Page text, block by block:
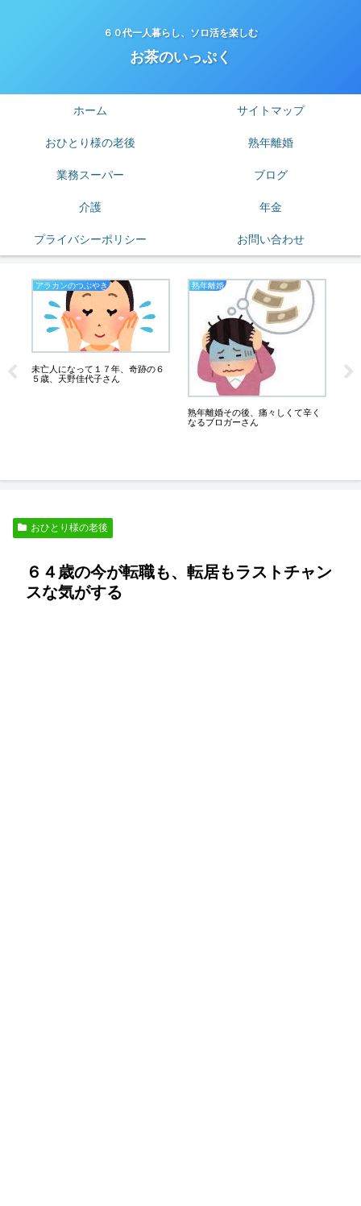
６０代一人暮らし、ソロ活を楽しむ
お茶のいっぷく
ホーム サイトマップ
おひとり様の老後 熟年離婚
業務スーパー ブログ
介護 年金
プライバシーポリシー お問い合わせ
アラカンのつぶやき
未亡人になって１７年、奇跡の６
５歳、天野佳代子さん
熟年離婚
熟年離婚その後、痛々しくて辛く
なるブロガーさん
奇
おひとり様の老後
６４歳の今が転職も、転居もラストチャン
スな気がする